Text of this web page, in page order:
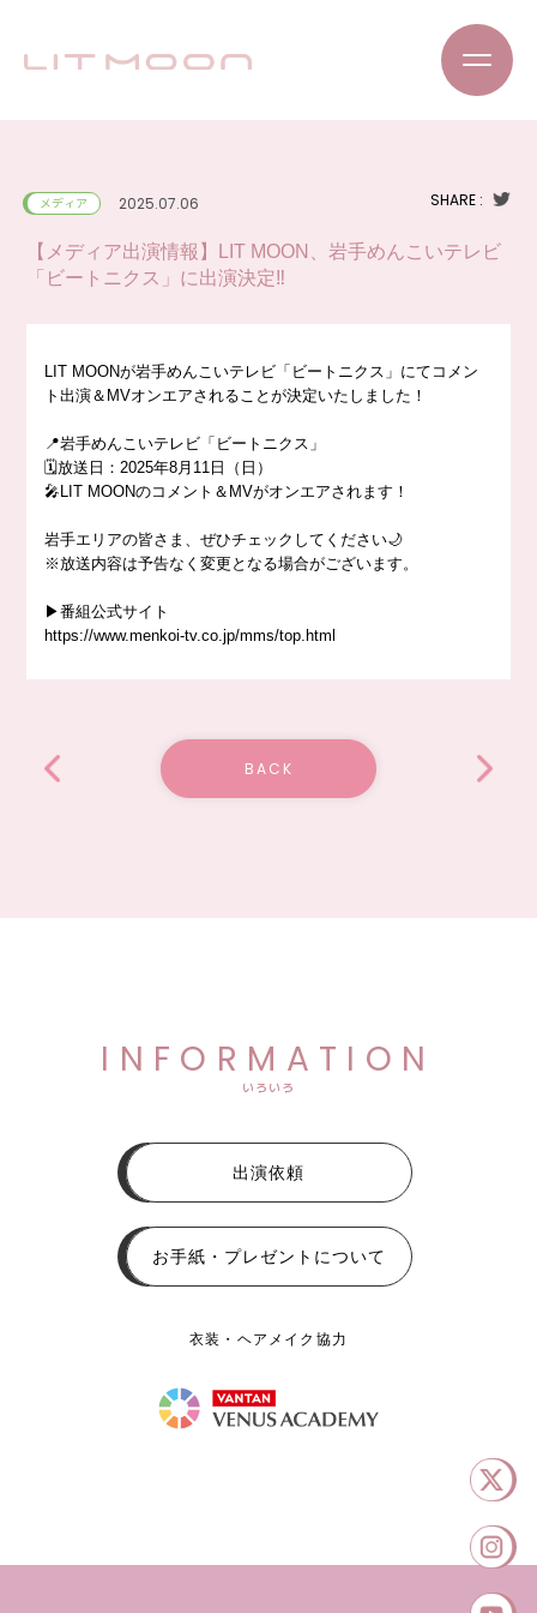
メディア 2025.07.06 SHARE :
【メディア出演情報】LIT MOON、岩手めんこいテレビ
「ビートニクス」に出演決定‼️
LIT MOONが岩手めんこいテレビ「ビートニクス」にてコメン
ト出演＆MVオンエアされることが決定いたしました！
📍岩手めんこいテレビ「ビートニクス」
🗓️放送日：2025年8月11日（日）
🎤LIT MOONのコメント＆MVがオンエアされます！
岩手エリアの皆さま、ぜひチェックしてください🌙
※放送内容は予告なく変更となる場合がございます。
▶番組公式サイト
https://www.menkoi-tv.co.jp/mms/top.html
BACK
INFORMATION
いろいろ
出演依頼
お手紙・プレゼントについて
衣装・ヘアメイク協力